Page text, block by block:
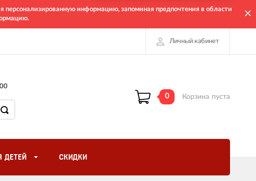
персонализированную информацию, запоминая предпочтения в области
Личный кабинет
0 Корзина пуста
ДЕТЕЙ СКИДКИ